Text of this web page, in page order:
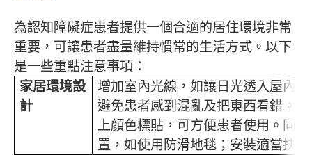
為認知障礙症患者提供一個合適的居住環境非常
重要，可讓患者盡量維持慣常的生活方式。以下
是一些重點注意事項：
家居環境設
計
增加室內光線，如讓日光透入屋內
避免患者感到混亂及把東西看錯。
上顏色標貼，可方便患者使用。同
置，如使用防滑地毯；安裝適當扶